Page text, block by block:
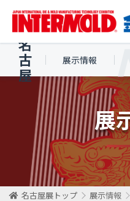
名
古
屋
展示情報
展
名古屋展トップ 展示情報